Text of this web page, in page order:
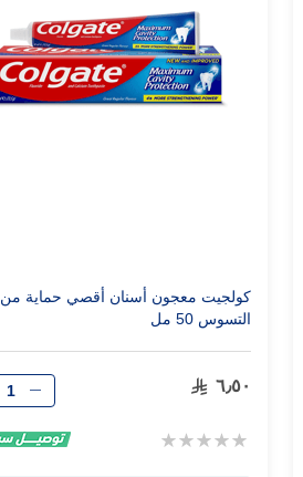
كولجيت معجون أسنان أقصي حماية من
التسوس 50 مل
٦٫٥٠
Rating:
الكمية